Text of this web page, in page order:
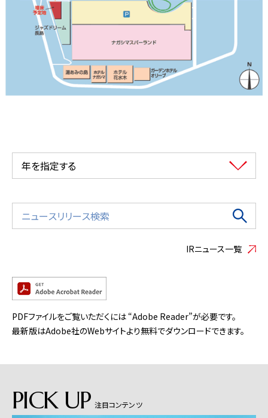
年を指定する
IRニュース一覧
PDFファイルをご覧いただくには “Adobe Reader”が必要です。
最新版はAdobe社のWebサイトより無料でダウンロードできます。
PICK UP 注目コンテンツ